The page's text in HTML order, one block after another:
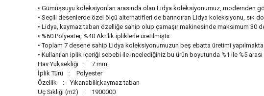
• Gümüşsuyu koleksiyonları arasında olan Lidya koleksiyonumuz,
• Seçili desenlerde özel ölçü alternatifleri de barındıran Lidya koleksiyonu, sık
• Lidya, kaymaz taban özelliğe sahip olup çamaşır makinesinde maksimum 30
• %60 Polyester, %40 Akrilik ipliklerle üretilmiştir.
• Toplam 7 desene sahip Lidya koleksiyonumuzun beş ebatta üretimi
• Kullanılan iplik içeriği sebebi ile incelediğiniz bu ürün boyutunda %1 ile %5
Hav Yüksekliği : 7 mm
İplik Türü : Polyester
Özellik : Yıkanabilir,kaymaz taban
Uç Sıklığı (m2) : 1900000